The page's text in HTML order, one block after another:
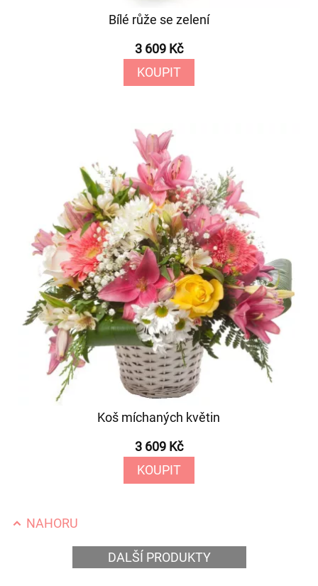
Bílé růže se zelení
3 609 Kč
KOUPIT
Koš míchaných květin
3 609 Kč
KOUPIT
NAHORU
DALŠÍ PRODUKTY